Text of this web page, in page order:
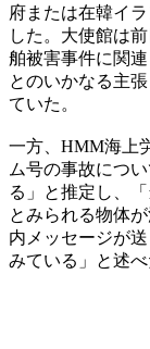
府または在韓イ
した。大使館は
舶被害事件に関
とのいかなる主
ていた。
一方、HMM海上
ム号の事故につ
る」と推定し、
とみられる物体
内メッセージが
みている」と述べ